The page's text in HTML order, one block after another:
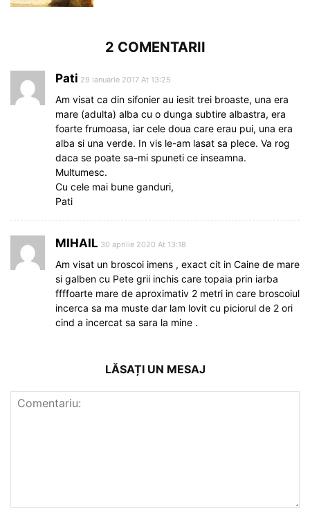
2 COMENTARII
Pati 29 ianuarie 2017 At 13:25
Am visat ca din sifonier au iesit trei broaste, una era
mare (adulta) alba cu o dunga subtire albastra, era
foarte frumoasa, iar cele doua care erau pui, una era
alba si una verde. In vis le-am lasat sa plece. Va rog
daca se poate sa-mi spuneti ce inseamna.
Multumesc.
Cu cele mai bune ganduri,
Pati
MIHAIL 30 aprilie 2020 At 13:18
Am visat un broscoi imens , exact cit in Caine de mare
si galben cu Pete grii inchis care topaia prin iarba
ffffoarte mare de aproximativ 2 metri in care broscoiul
incerca sa ma muste dar lam lovit cu piciorul de 2 ori
cind a incercat sa sara la mine .
LĂSAȚI UN MESAJ